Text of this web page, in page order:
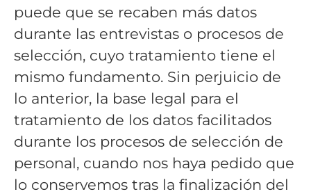
puede que se recaben más datos
durante las entrevistas o procesos de
selección, cuyo tratamiento tiene el
mismo fundamento. Sin perjuicio de
lo anterior, la base legal para el
tratamiento de los datos facilitados
durante los procesos de selección de
personal, cuando nos haya pedido que
lo conservemos tras la finalización del